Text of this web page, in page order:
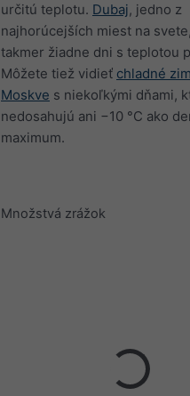
určitú teplotu. Dubaj, jedno z
najhorúcejších miest na
takmer žiadne dni s teplotou
Môžete tiež vidieť chladné
Moskve s niekoľkými dňami,
nedosahujú ani −10 °C ako
maximum.
Množstvá zrážok